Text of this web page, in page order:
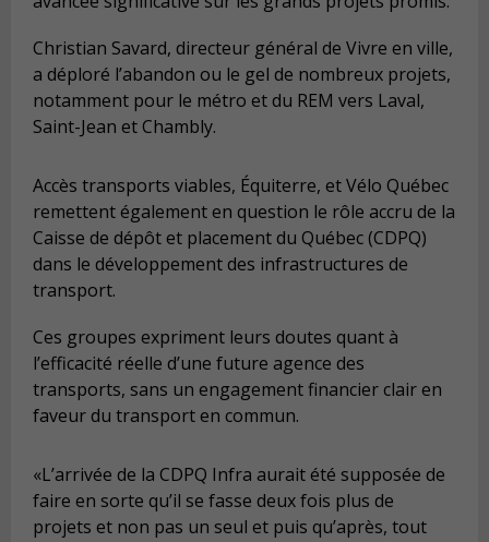
Christian Savard, directeur général de Vivre en ville,
a déploré l’abandon ou le gel de nombreux projets,
notamment pour le métro et du REM vers Laval,
Saint-Jean et Chambly.
Accès transports viables, Équiterre, et Vélo Québec
remettent également en question le rôle accru de la
Caisse de dépôt et placement du Québec (CDPQ)
dans le développement des infrastructures de
transport.
Ces groupes expriment leurs doutes quant à
l’efficacité réelle d’une future agence des
transports, sans un engagement financier clair en
faveur du transport en commun.
«L’arrivée de la CDPQ Infra aurait été supposée de
faire en sorte qu’il se fasse deux fois plus de
projets et non pas un seul et puis qu’après, tout